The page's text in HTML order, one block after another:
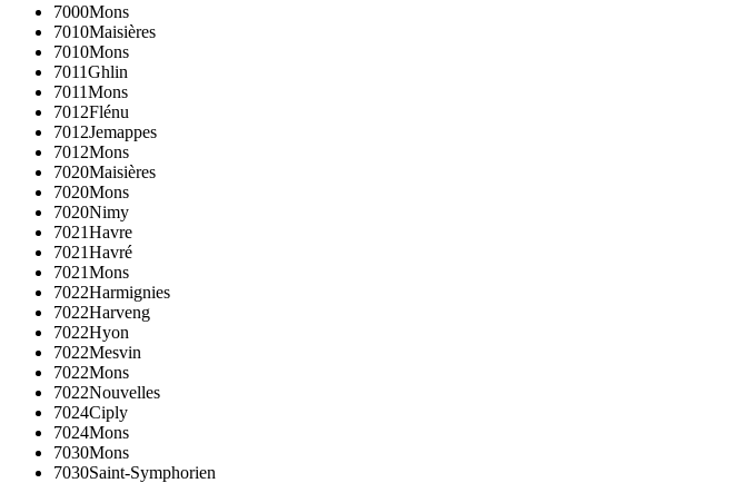
7000Mons
7010Maisières
7010Mons
7011Ghlin
7011Mons
7012Flénu
7012Jemappes
7012Mons
7020Maisières
7020Mons
7020Nimy
7021Havre
7021Havré
7021Mons
7022Harmignies
7022Harveng
7022Hyon
7022Mesvin
7022Mons
7022Nouvelles
7024Ciply
7024Mons
7030Mons
7030Saint-Symphorien